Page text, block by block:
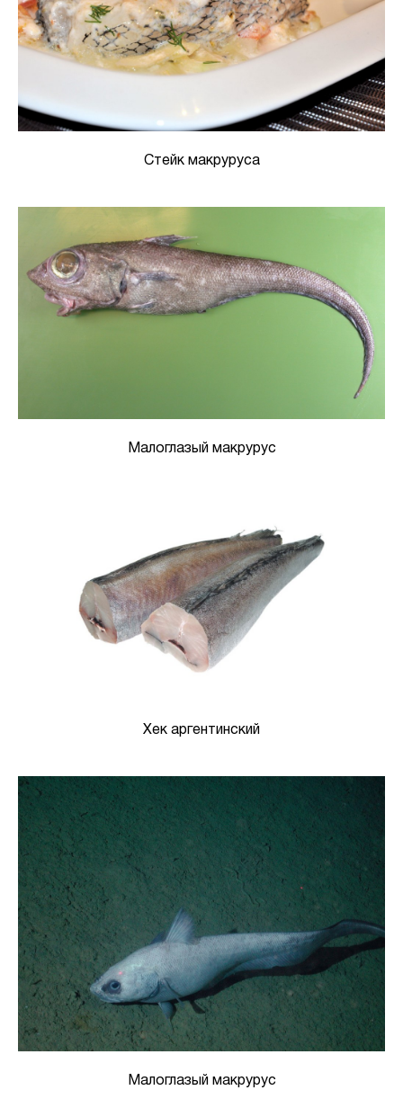
Стейк макруруса
Малоглазый макрурус
Хек аргентинский
Малоглазый макрурус